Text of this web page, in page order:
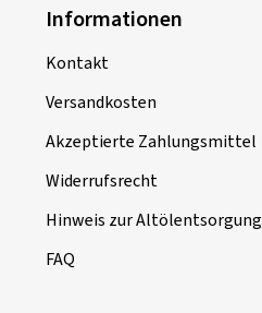
Informationen
Kontakt
Versandkosten
Akzeptierte Zahlungsmittel
Widerrufsrecht
Hinweis zur Altölentsorgung
FAQ